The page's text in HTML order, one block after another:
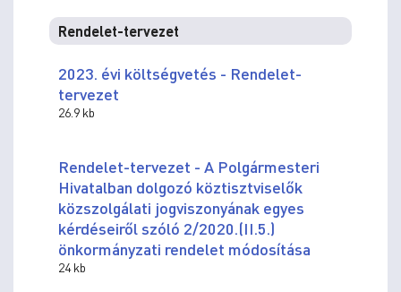
Rendelet-tervezet
2023. évi költségvetés - Rendelet-
tervezet
26.9 kb
Rendelet-tervezet - A Polgármesteri
Hivatalban dolgozó köztisztviselők
közszolgálati jogviszonyának egyes
kérdéseiről szóló 2/2020.(II.5.)
önkormányzati rendelet módosítása
24 kb